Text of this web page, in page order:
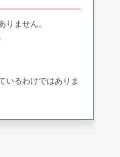
ません。
いるわけではありま